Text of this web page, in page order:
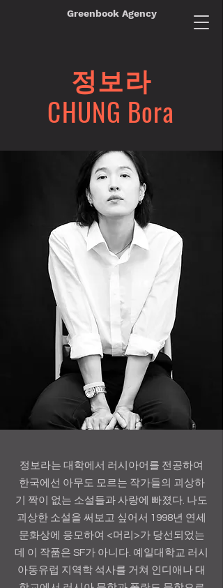
Greenbook Agency
정보라
CHUNG Bora
정보라는 대학에서 러시아어를 전공하여
한국에선 아무도 모르는 작가들의 괴상하
기 짝이 없는 소설들과 사랑에 빠졌다. 나도
괴상한 소설을 써보고 싶어서 1998년 연세
문화상에 응모하여 <머리>가 당선되었는
데 이 작품은 SF가 아니다. 예일대학교 러시
아동유럽 지역학 석사를 거쳐 인디애나 대